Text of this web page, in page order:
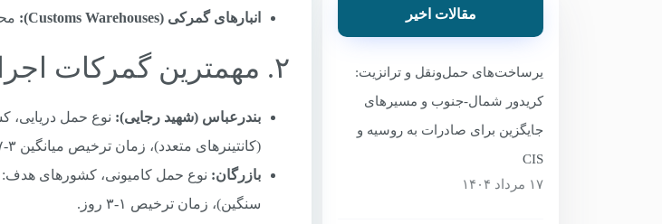
مقالات اخیر
یرساخت‌های حمل‌ونقل و ترانزیت:
کریدور شمال-جنوب و مسیرهای
جایگزین برای صادرات به روسیه و
CIS
۱۷ مرداد ۱۴۰۴
انبارهای گمرکی (Customs Warehouses):
۲. مهمترین گمرکات اجرایی برای صادرات به روسیه و CIS
بندرعباس (شهید رجایی): نوع حمل دریایی،
(کانتینرهای متعدد)، زمان ترخیص میانگین ۳-۷ روز.
بازرگان: نوع حمل کامیونی، کشورهای هدف:
سنگین)، زمان ترخیص ۱-۳ روز.